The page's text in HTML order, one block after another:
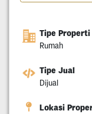
Tipe Properti
Rumah
Tipe Jual
Dijual
Lokasi